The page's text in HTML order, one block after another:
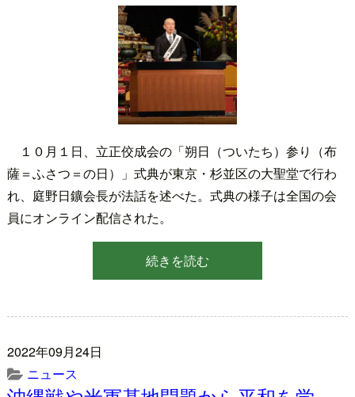
１０月１日、立正佼成会の「朔日（ついたち）参り（布
薩＝ふさつ＝の日）」式典が東京・杉並区の大聖堂で行わ
れ、庭野日鑛会長が法話を述べた。式典の様子は全国の会
員にオンライン配信された。
続きを読む
2022年09月24日
ニュース